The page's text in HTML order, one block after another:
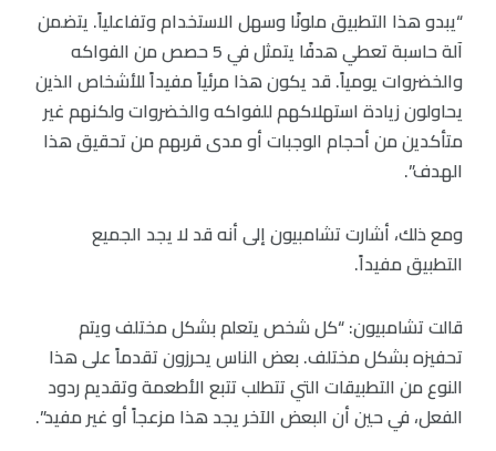
“يبدو هذا التطبيق ملونًا وسهل الاستخدام وتفاعلياً. يتضمن
آلة حاسبة تعطي هدفًا يتمثل في 5 حصص من الفواكه
والخضروات يومياً. قد يكون هذا مرئياً مفيداً للأشخاص الذين
يحاولون زيادة استهلاكهم للفواكه والخضروات ولكنهم غير
متأكدين من أحجام الوجبات أو مدى قربهم من تحقيق هذا
الهدف”.
ومع ذلك، أشارت تشامبيون إلى أنه قد لا يجد الجميع
التطبيق مفيداً.
قالت تشامبيون: “كل شخص يتعلم بشكل مختلف ويتم
تحفيزه بشكل مختلف. بعض الناس يحرزون تقدماً على هذا
النوع من التطبيقات التي تتطلب تتبع الأطعمة وتقديم ردود
الفعل، في حين أن البعض الآخر يجد هذا مزعجاً أو غير مفيد”.